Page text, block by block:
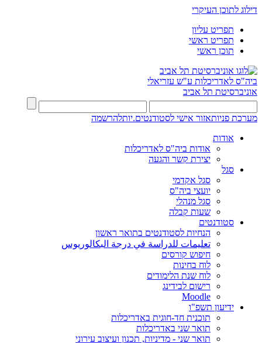
דילוג לתוכן העיקרי
תפריט עליון
תפריט ראשי
תוכן ראשי
ביה"ס לאדריכלות ע"ש עזריאלי
אוניברסיטת תל אביב
מערכת פניותאזור אישי לסטודנטים.יותלהרשמה
אודות
אודות ביה"ס לאדריכלות
יצירת קשר והגעה
סגל
סגל אקדמי
יועצי ביה"ס
סגל מנהלי
שעות קבלה
סטודנטים
הנחיות לסטודנטים בתואר ראשון
تعليمات للدراسة في درجة البكالوريوس
חיפוש קורסים
לוח בחינות
לוח שנת הלימודים
רישום לבידינג
Moodle
ידיעון תשפ"ו
תוכנית חד-חוגית באדריכלות
תואר שני באדריכלות
תואר שני - מדיניות, תכנון ועיצוב עירוני